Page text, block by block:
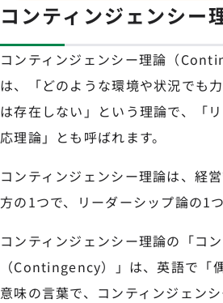
コンティンジェンシー
コンティンジェンシー理論（
は、「どのような環境や状況でも
は存在しない」という理論で、「
応理論」とも呼ばれます。
コンティンジェンシー理論は、経
方の1つで、リーダーシップ論の1つ
コンティンジェンシー理論の「コ
（Contingency）」は、英語で「
意味の言葉で、コンティンジェン